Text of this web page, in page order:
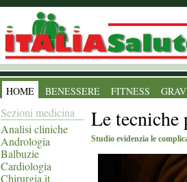
HOME BENESSERE FITNESS
Sezioni medicina
Analisi cliniche
Andrologia
Balbuzie
Cardiologia
Chirurgia.it
Le
Studio evidenzia le